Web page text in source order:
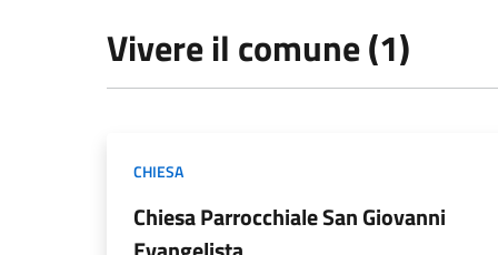
Vivere il comune (1)
CHIESA
Chiesa Parrocchiale San Giovanni